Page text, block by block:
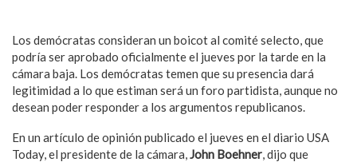
Los demócratas consideran un boicot al comité selecto, que
podría ser aprobado oficialmente el jueves por la tarde en la
cámara baja. Los demócratas temen que su presencia dará
legitimidad a lo que estiman será un foro partidista, aunque no
desean poder responder a los argumentos republicanos.
En un artículo de opinión publicado el jueves en el diario USA
Today, el presidente de la cámara,John Boehner, dijo que